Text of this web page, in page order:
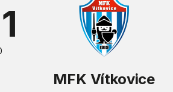
MFK Vítkovice